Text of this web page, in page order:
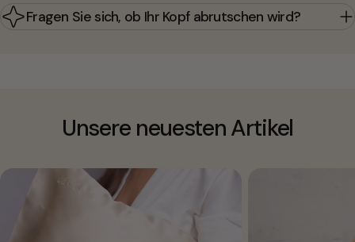
Fragen Sie sich, ob Ihr Kopf abrutschen wird?
Unsere neuesten Artikel